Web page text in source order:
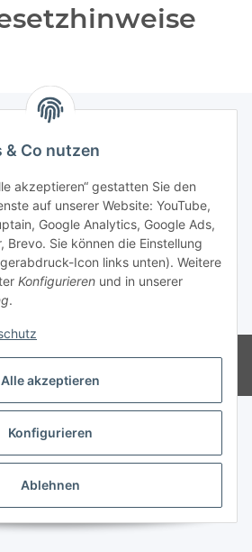
Alle akzeptieren
Konfigurieren
Ablehnen
& Co nutzen
akzeptieren“ gestatten Sie den
auf unserer Website: YouTube,
Google Analytics, Google Ads,
Brevo. Sie können die Einstellung
Icon links unten). Weitere
Konfigurieren und in unserer
.
widerrufen
USt., zzgl.
3490691
Powered by
JTL-Shop